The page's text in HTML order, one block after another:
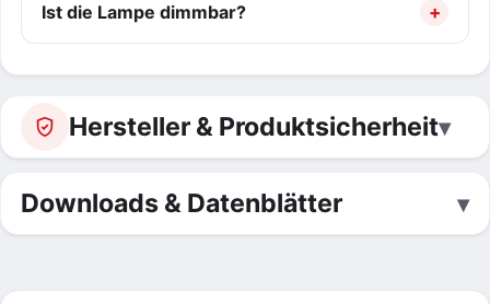
Ist die Lampe dimmbar?
Hersteller & Produktsicherheit
Downloads & Datenblätter